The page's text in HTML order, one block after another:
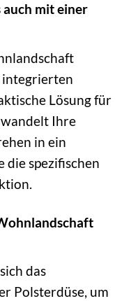
mit einer
integrierten
Lösung für
Ihre
in ein
die spezifischen
das
Polsterdüse, um